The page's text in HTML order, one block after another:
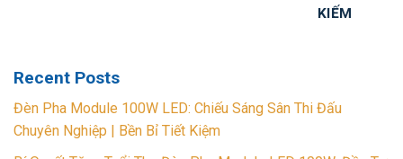
KIẾM
Recent Posts
Đèn Pha Module 100W LED: Chiếu Sáng Sân Thi Đấu
Chuyên Nghiệp | Bền Bỉ Tiết Kiệm